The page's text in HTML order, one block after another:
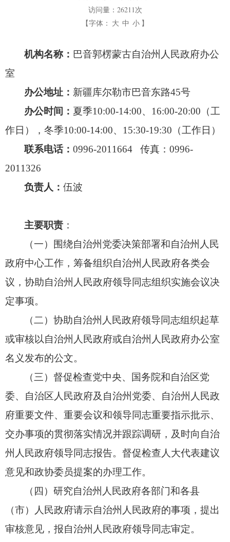
访问量： 26211次
【字体： 大 中 小 】
机构名称： 巴音郭楞蒙古自治州人民政府办公
室
办公地址： 新疆库尔勒市巴音东路45号
办公时间： 夏季10:00-14:00、 16:00-20:00（工
作日）， 冬季10:00-14:00、 15:30-19:30（工作日）
联系电话：0996-2011664 传真：0996-
2011326
负责人：伍波
主要职责 ：
（一）围绕自治州党委决策部署和自治州人民
政府中心工作， 筹备组织自治州人民政府各类会
议， 协助自治州人民政府领导同志组织实施会议决
定事项。
（二）协助自治州人民政府领导同志组织起草
或审核以自治州人民政府或自治州人民政府办公室
名义发布的公文。
（三）督促检查党中央、
国务院和自治区党
委、 自治区人民政府及自治州党委、 自治州人民政
府重要文件、 重要会议和领导同志重要指示批示、
交办事项的贯彻落实情况并跟踪调研， 及时向自治
州人民政府领导同志报告。 督促检查人大代表建议
意见和政协委员提案的办理工作。
（四）研究自治州人民政府各部门和各县
（市）人民政府请示自治州人民政府的事项， 提出
审核意见， 报自治州人民政府领导同志审定。